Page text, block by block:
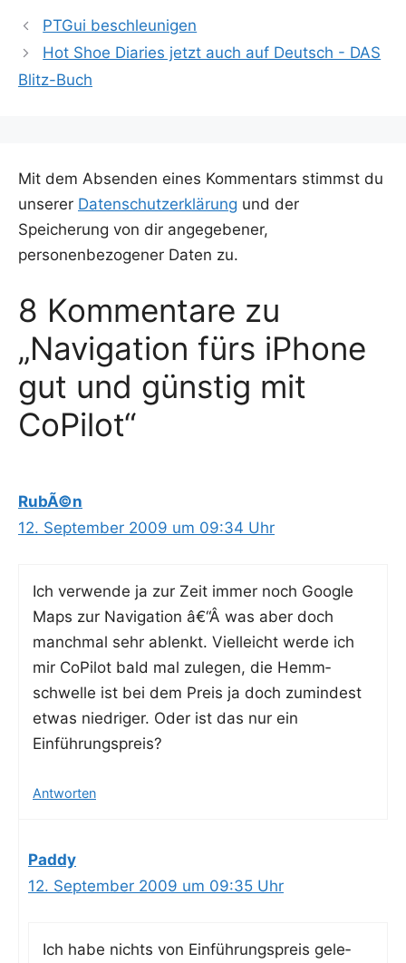
PTGui beschleunigen
Hot Shoe Diaries jetzt auch auf Deutsch - DAS
Blitz-Buch
Mit dem Absenden eines Kommentars stimmst du
unserer Datenschutzerklärung und der
Speicherung von dir angegebener,
personenbezogener Daten zu.
8 Kommentare zu
„Navigation fürs iPhone
gut und günstig mit
CoPilot“
RubÃ©n
12. September 2009 um 09:34 Uhr
Ich ver­wen­de ja zur Zeit immer noch Goog­le
Maps zur Navi­ga­ti­on â€“Â was aber doch
manch­mal sehr ablenkt. Viel­leicht wer­de ich
mir CoPi­lot bald mal zule­gen, die Hemm­
schwel­le ist bei dem Preis ja doch zumin­dest
etwas nied­ri­ger. Oder ist das nur ein
Einführungspreis?
Antworten
Paddy
12. September 2009 um 09:35 Uhr
Ich habe nichts von Ein­füh­rungs­preis gele­